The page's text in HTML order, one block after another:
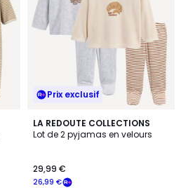
Prix exclusif
LA REDOUTE COLLECTIONS
Lot de 2 pyjamas en velours
26,99 €
29,99 €
5
/